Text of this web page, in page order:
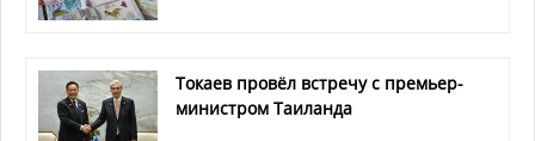
Токаев провёл встречу с премьер-
министром Таиланда